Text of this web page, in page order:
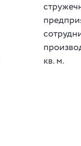
кв. м.